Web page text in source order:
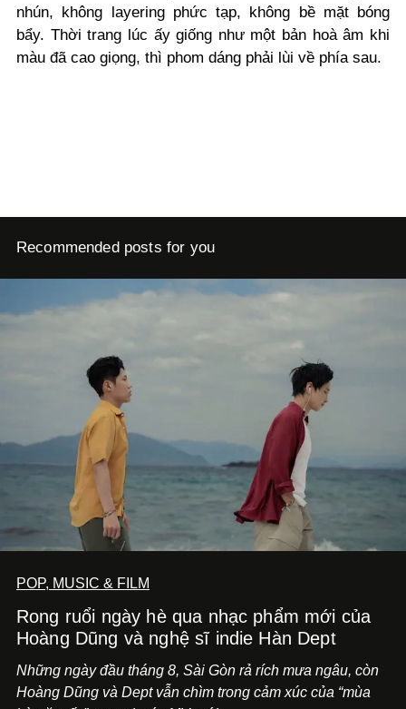
nhún, không layering phức tạp, không bề mặt bóng
bẩy. Thời trang lúc ấy giống như một bản hoà âm khi
màu đã cao giọng, thì phom dáng phải lùi về phía sau.
Recommended posts for you
POP, MUSIC & FILM
Rong ruổi ngày hè qua nhạc phẩm mới của
Hoàng Dũng và nghệ sĩ indie Hàn Dept
Những ngày đầu tháng 8, Sài Gòn rả rích mưa ngâu, còn
Hoàng Dũng và Dept vẫn chìm trong cảm xúc của “mùa